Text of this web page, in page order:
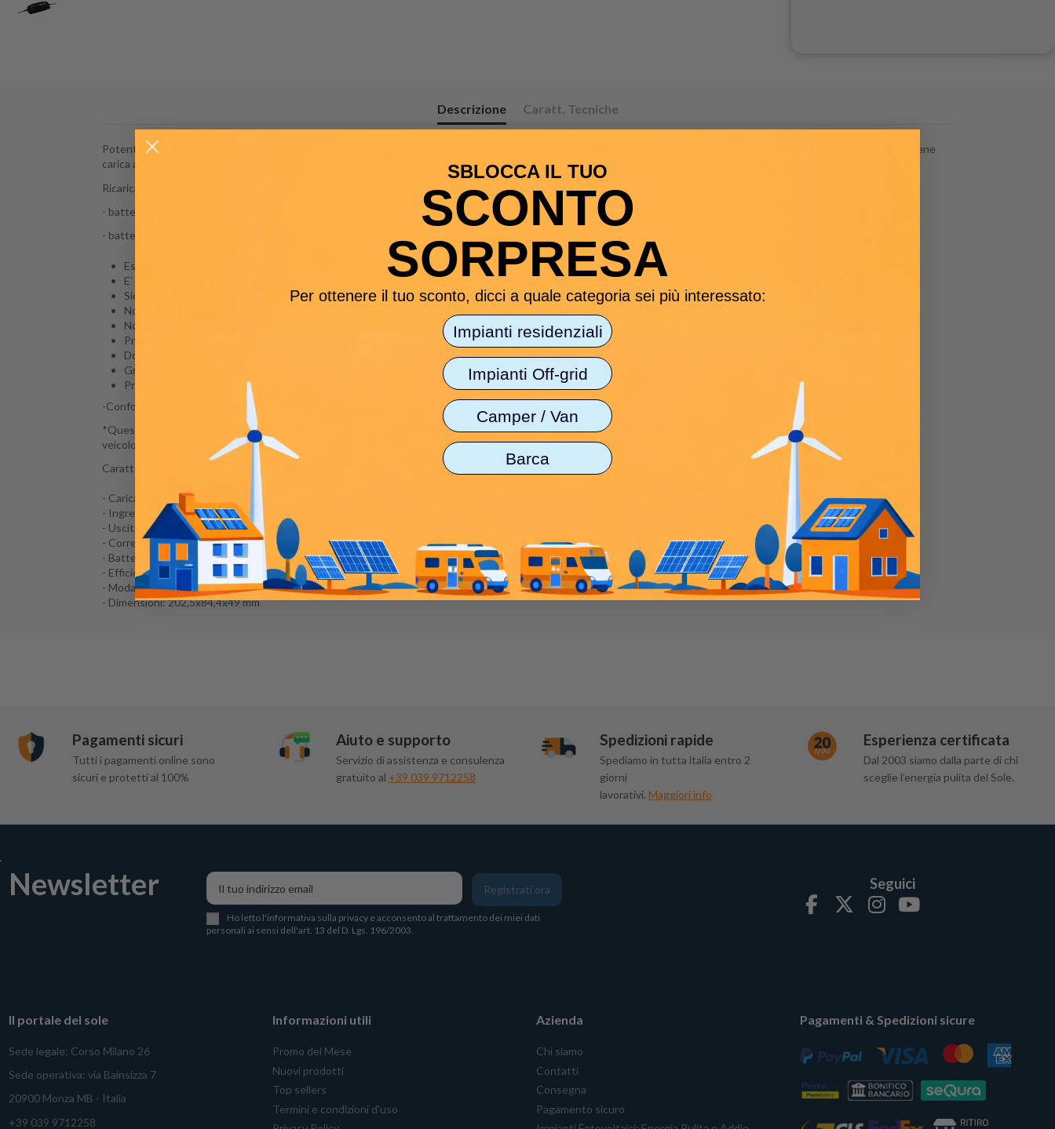
Descrizione Caratt. Tecniche
Potente Caricabatteria per applicazioni professionali; controlla la temperatura della batteria mediante un microcomputer, ne regola la giusta corrente di carica e la mantiene
carica al 100% per lungo tempo.
Ricarica in modo automatico da rete 220/230V:
- batterie a 6V o 12V AGM/GEL/ACIDO da 1,2Ah a 120Ah
- batterie
Esegue in totale autonomia, la diagnosi, la ricostruzione (rigenerazione), la carica ed il mantenimento anche nei periodi invernali.
E’ dotato di cavetti a connessione rapida, con terminali ad occhiello per connetterlo stabilmente alla batteria, ed anche con terminali a pinze isolate.
Sicuro, elettronicamente protetto dagli eventuali errori degli utilizzatori.
Non danneggia i dispositivi elettronici di bordo.
Non produce scintille.
Protetto contro il corto-circuito e le inversioni di polarita'.
Doppioisolamento.
Grado di protezione IP65 per uso all'esterno (a prova di polveri e spruzzi).
Protezione progressiva per il surriscaldamento.
-Conforme alle seguenti norme: EN 60335-29, EN 55014-1, EN 55014-2, EN 61000-3-2,EN 61000-3-3, EN 60555-2.
*Questo caricabatteria eroga impulsi di corrente di altissima qualita' e purezza con un livello di oscillazione insignificante, quindi non e' necessario staccare la batteria dal
veicolo.
Caratteristiche tecniche:
- Caricabatterie Switching
- Ingresso:220-240 V AC 50/60 Hz
- Uscita: 6V e 12V (per batterie al piombo) e 12V per batterie al Litio tipo LiFePo4
- Corrente in uscita: 3,8A max (6-12V)
- Batterie ricaricabili: al piombo-acido, AGM e GEL e Litio LiFePo4
- Efficienza: > 75%
- Modalità di carica: 8, completamente automatico, rilevamento automatico della tensione della batteria
- Dimensioni: 202,5x84,4x49 mm
Pagamenti sicuri
Tutti i pagamenti online sono
sicuri e protetti al 100%
Aiuto e supporto
Servizio di assistenza e consulenza
gratuito al +39 039 9712258
Spedizioni rapide
Spediamo in tutta italia entro 2
giorni
lavorativi. Maggiori info
Esperienza certificata
Dal 2003 siamo dalla parte di chi
sceglie l’energia pulita del Sole.
Newsletter Registrati ora
Ho letto l'informativa sulla privacye acconsento al trattamento dei miei dati
personali ai sensi dell'art. 13 del D. Lgs. 196/2003.
Seguici
Il portale del sole
Sede legale: Corso Milano 26
Sede operativa: via Bainsizza 7
20900 Monza MB - Italia
+39 039 9712258
Informazioni utili
Promo del Mese
Nuovi prodotti
Top sellers
Termini e condizioni d'uso
Azienda
Chi siamo
Contatti
Consegna
Pagamento sicuro
Pagamenti & Spedizioni sicure
SBLOCCA IL TUO
SCONTO
SORPRESA
Per ottenere il tuo sconto, dicci a quale categoria sei più interessato:
Impianti residenziali
Impianti Off-grid
Camper / Van
Barca